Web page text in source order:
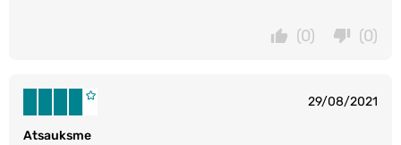
(0)
(0)
29/08/2021
Atsauksme